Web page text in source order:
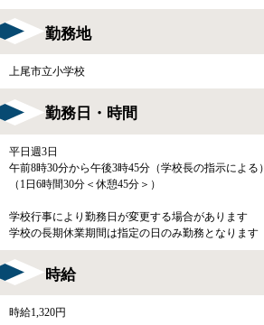
勤務地
上尾市立小学校
勤務日・時間
平日週3日
午前8時30分から午後3時45分（学校長の指示による）
（1日6時間30分＜休憩45分＞）
学校行事により勤務日が変更する場合があります
学校の長期休業期間は指定の日のみ勤務となります
時給
時給1,320円